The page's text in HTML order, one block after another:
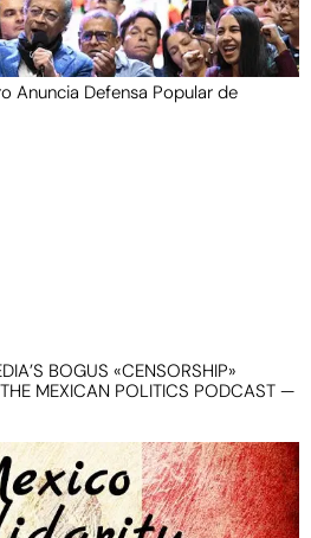
Anuncia Defensa Popular de
BOGUS «CENSORSHIP»
MEXICAN POLITICS PODCAST —